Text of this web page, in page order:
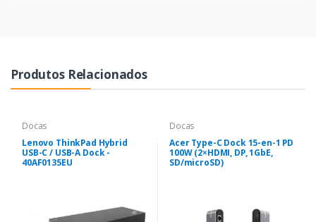
Produtos Relacionados
Docas
Lenovo ThinkPad Hybrid
USB-C / USB-A Dock -
40AF0135EU
Docas
Acer Type-C Dock 15-en-1 PD
100W (2×HDMI, DP, 1GbE,
SD/microSD)